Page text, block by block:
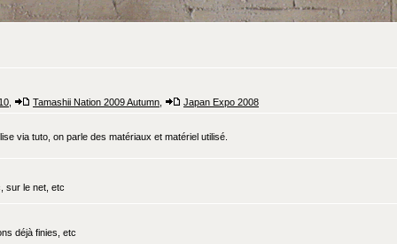
Tamashii Nation 2009 Autumn Japan Expo 2008
via tuto, on parle des matériaux et matériel utilisé.
sur le net, etc
déjà finies, etc